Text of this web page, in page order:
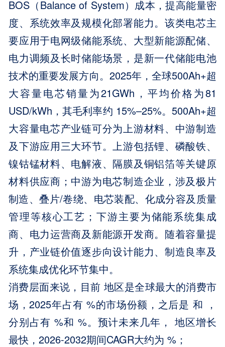
BOS（Balance of System）成本，提高能量密
度、系统效率及规模化部署能力。该类电芯主
要应用于电网级储能系统、大型新能源配储、
电力调频及长时储能场景，是新一代储能电池
技术的重要发展方向。2025年，全球500Ah+超
大容量电芯销量为21GWh，平均价格为81
USD/kWh，其毛利率约 15%–25%。500Ah+超
大容量电芯产业链可分为上游材料、中游制造
及下游应用三大环节。上游包括锂、磷酸铁、
镍钴锰材料、电解液、隔膜及铜铝箔等关键原
材料供应商；中游为电芯制造企业，涉及极片
制造、叠片/卷绕、电芯装配、化成分容及质量
管理等核心工艺；下游主要为储能系统集成
商、电力运营商及新能源开发商。随着容量提
升，产业链价值逐步向设计能力、制造良率及
系统集成优化环节集中。
消费层面来说，目前 地区是全球最大的消费市
场，2025年占有 %的市场份额，之后是 和 ，
分别占有 %和 %。预计未来几年， 地区增长
最快，2026-2032期间CAGR大约为 %；